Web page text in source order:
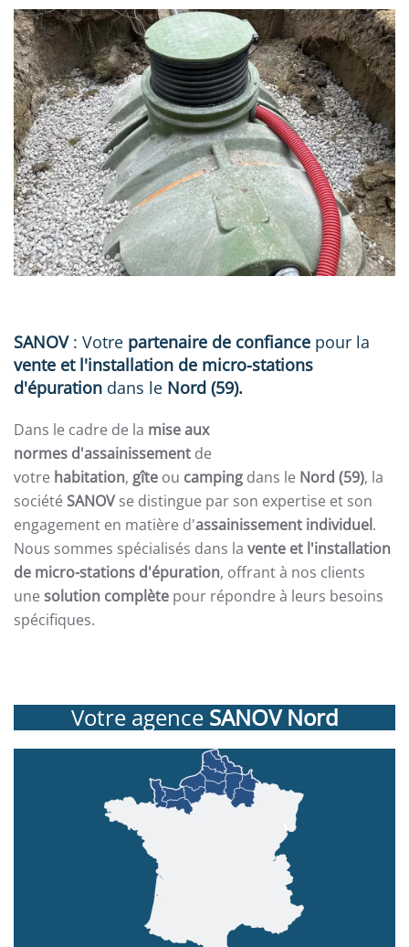
SANOV: Votre partenaire de confiance pour la
vente et l'installation de micro-stations
d'épuration dans le Nord (59).
Dans le cadre de la mise aux
normes d'assainissement de
votre habitation, gîte ou camping dans le Nord (59), la
société SANOV se distingue par son expertise et son
engagement en matière d'assainissement individuel.
Nous sommes spécialisés dans la vente et l'installation
de micro-stations d'épuration, offrant à nos clients
une solution complète pour répondre à leurs besoins
spécifiques.
Votre agenceSANOV Nord